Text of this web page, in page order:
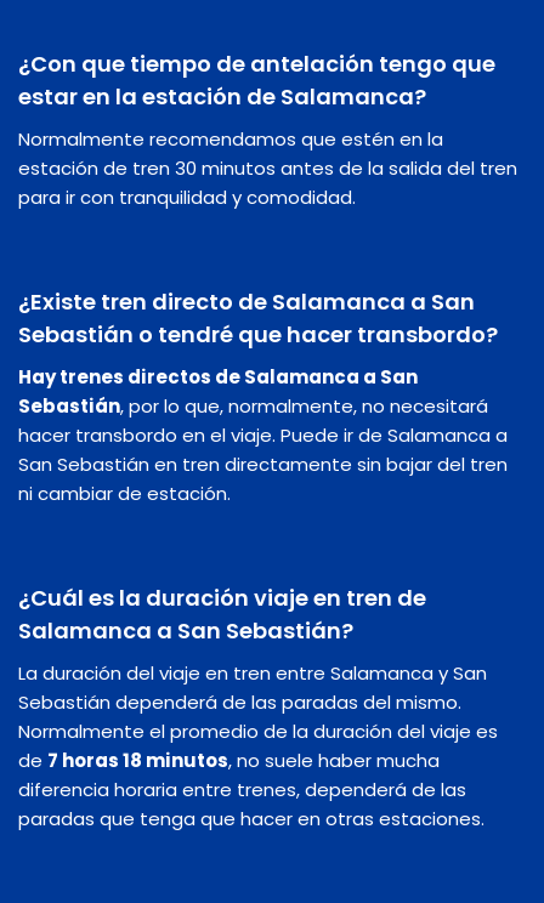
¿Con que tiempo de antelación tengo que
estar en la estación de Salamanca?
Normalmente recomendamos que estén en la
estación de tren 30 minutos antes de la salida del tren
para ir con tranquilidad y comodidad.
¿Existe tren directo de Salamanca a San
Sebastián o tendré que hacer transbordo?
Hay trenes directos de Salamanca a San
Sebastián, por lo que, normalmente, no necesitará
hacer transbordo en el viaje. Puede ir de Salamanca a
San Sebastián en tren directamente sin bajar del tren
ni cambiar de estación.
¿Cuál es la duración viaje en tren de
Salamanca a San Sebastián?
La duración del viaje en tren entre Salamanca y San
Sebastián dependerá de las paradas del mismo.
Normalmente el promedio de la duración del viaje es
de 7 horas 18 minutos, no suele haber mucha
diferencia horaria entre trenes, dependerá de las
paradas que tenga que hacer en otras estaciones.